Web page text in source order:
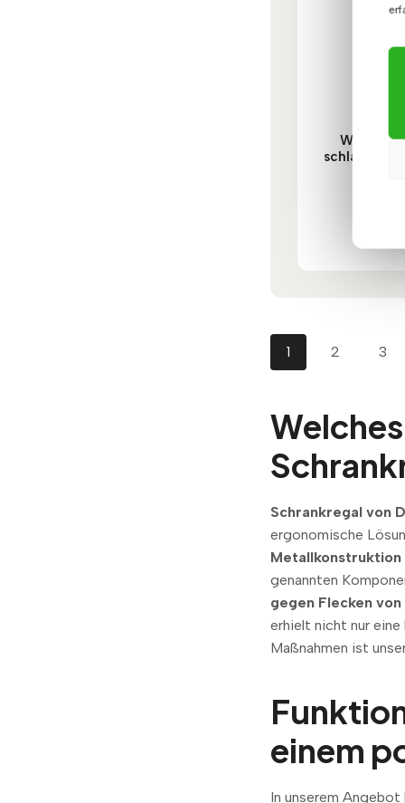
Weißes
schlankes
von
1 2 3
Schrankregal von
ergonomische
Metallkonstruktion
genannten
gegen Flecken
erhielt nicht nur eine
Maßnahmen ist
einem
In unserem Angebot